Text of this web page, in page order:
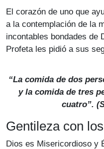
El corazón de uno que
a la contemplación de la
incontables bondades de
Profeta les pidió a sus
“La comida de dos
y la comida de tres
cuatro”. (
Gentileza con
Dios es Misericordioso y